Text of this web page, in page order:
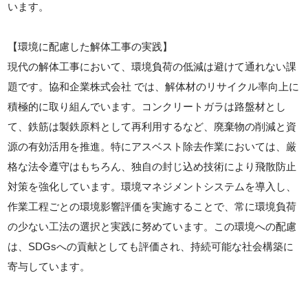
います。
【環境に配慮した解体工事の実践】
現代の解体工事において、環境負荷の低減は避けて通れない課
題です。協和企業株式会社 では、解体材のリサイクル率向上に
積極的に取り組んでいます。コンクリートガラは路盤材とし
て、鉄筋は製鉄原料として再利用するなど、廃棄物の削減と資
源の有効活用を推進。特にアスベスト除去作業においては、厳
格な法令遵守はもちろん、独自の封じ込め技術により飛散防止
対策を強化しています。環境マネジメントシステムを導入し、
作業工程ごとの環境影響評価を実施することで、常に環境負荷
の少ない工法の選択と実践に努めています。この環境への配慮
は、SDGsへの貢献としても評価され、持続可能な社会構築に
寄与しています。